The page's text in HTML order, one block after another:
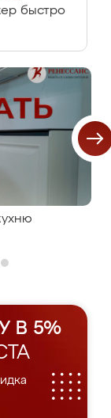
быстро
В 5%